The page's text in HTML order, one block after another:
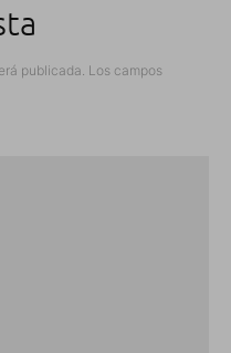
publicada. Los campos